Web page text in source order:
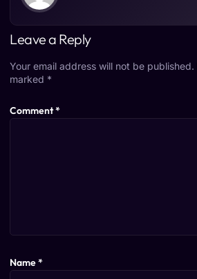
Leave a Reply
Your email address will not be published.
marked *
Comment*
Name*